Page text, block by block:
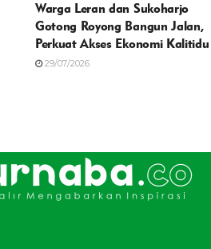
Warga Leran dan Sukoharjo
Gotong Royong Bangun Jalan,
Perkuat Akses Ekonomi Kalitidu
29/07/2026